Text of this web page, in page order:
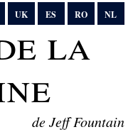
UK ES RO NL
la
de Jeff Fountain